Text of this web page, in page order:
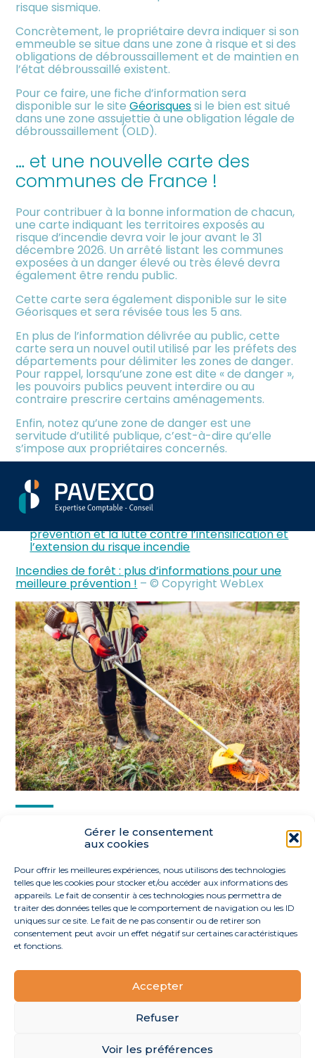
Gérer le consentement
aux cookies
Pour offrir les meilleures expériences, nous utilisons des technologies
telles que les cookies pour stocker et/ou accéder aux informations des
appareils. Le fait de consentir à ces technologies nous permettra de
traiter des données telles que le comportement de navigation ou les ID
uniques sur ce site. Le fait de ne pas consentir ou de retirer son
consentement peut avoir un effet négatif sur certaines caractéristiques
et fonctions.
Accepter
Refuser
Voir les préférences
Aller
au
risque sismique.
Concrètement, le propriétaire devra indiquer si son
emmeuble se situe dans une zone à risque et si des
obligations de débroussaillement et de maintien en
l’état débroussaillé existent.
Pour ce faire, une fiche d’information sera
disponible sur le siteGéorisquessi le bien est situé
dans une zone assujettie à une obligation légale de
débroussaillement (OLD).
… et une nouvelle carte des
communes de France !
Pour contribuer à la bonne information de chacun,
une carte indiquant les territoires exposés au
risque d’incendie devra voir le jour avant le 31
décembre 2026. Un arrêté listant les communes
exposées à un danger élevé ou très élevé devra
également être rendu public.
Cette carte sera également disponible sur le site
Géorisques et sera révisée tous les 5 ans.
En plus de l’information délivrée au public, cette
carte sera un nouvel outil utilisé par les préfets des
départements pour délimiter les zones de danger.
Pour rappel, lorsqu’une zone est dite « de danger »,
les pouvoirs publics peuvent interdire ou au
contraire prescrire certains aménagements.
Enfin, notez qu’une zone de danger est une
servitude d’utilité publique, c’est-à-dire qu’elle
s’impose aux propriétaires concernés.
Décret no 2024-405 du 29 avril 2024 pris pour
l’application des articles 23 et 26 de la loi no
prévention et la lutte contre l’intensification et
l’extension du risque incendie
Incendies de forêt : plus d’informations pour une
meilleure prévention ! – © Copyright WebLex
FaceBook
TwitterLinkedIn
40 route de l’Océan 44170 La Grigonnais Linkedin
MENTIONS LÉGALES